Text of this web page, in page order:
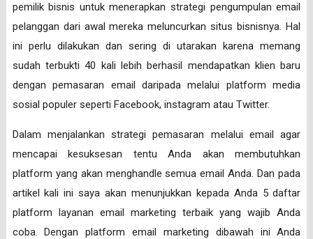
pemilik bisnis untuk menerapkan strategi pengumpulan email
pelanggan dari awal mereka meluncurkan situs bisnisnya. Hal
ini perlu dilakukan dan sering di utarakan karena memang
sudah terbukti 40 kali lebih berhasil mendapatkan klien baru
dengan pemasaran email daripada melalui platform media
sosial populer seperti Facebook, instagram atau Twitter.
Dalam menjalankan strategi pemasaran melalui email agar
mencapai kesuksesan tentu Anda akan membutuhkan
platform yang akan menghandle semua email Anda. Dan pada
artikel kali ini saya akan menunjukkan kepada Anda 5 daftar
platform layanan email marketing terbaik yang wajib Anda
coba. Dengan platform email marketing dibawah ini Anda